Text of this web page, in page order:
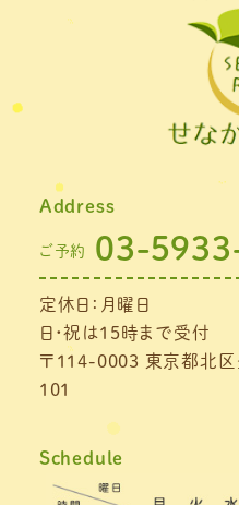
Address
ご予約 03-
定休日：月曜日
日・祝は15時まで受付
〒114-0003 東京都北
101
Schedule